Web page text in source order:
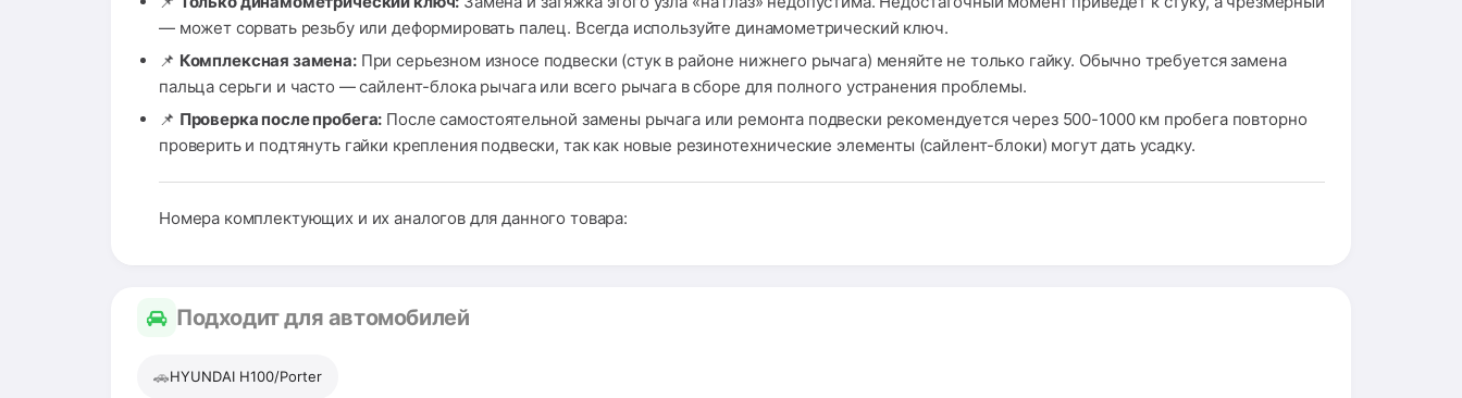
— может сорвать резьбу или деформировать палец. Всегда используйте динамометрический ключ.
📌 Комплексная замена:При серьезном износе подвески (стук в районе нижнего рычага) меняйте не только гайку. Обычно требуется замена
пальца серьги и часто — сайлент-блока рычага или всего рычага в сборе для полного устранения проблемы.
📌 Проверка после пробега: После самостоятельной замены рычага или ремонта подвески рекомендуется через 500-1000 км пробега повторно
проверить и подтянуть гайки крепления подвески, так как новые резинотехнические элементы (сайлент-блоки) могут дать усадку.
Номера комплектующих и их аналогов для данного товара:
Подходит для автомобилей
🚗HYUNDAI H100/Porter